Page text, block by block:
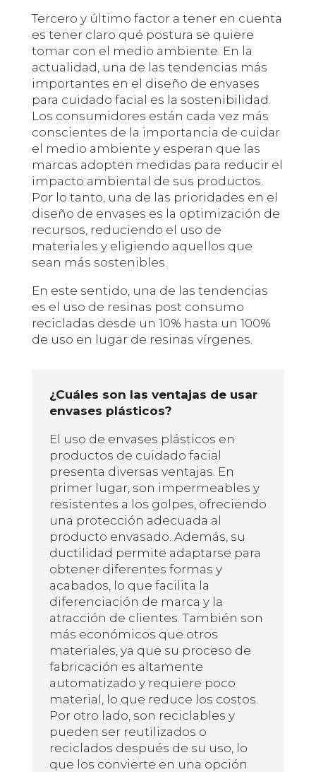
Tercero y último factor a tener en cuenta
es tener claro qué postura se quiere
tomar con el medio ambiente. En la
actualidad, una de las tendencias más
importantes en el diseño de envases
para cuidado facial es la sostenibilidad.
Los consumidores están cada vez más
conscientes de la importancia de cuidar
el medio ambiente y esperan que las
marcas adopten medidas para reducir el
impacto ambiental de sus productos.
Por lo tanto, una de las prioridades en el
diseño de envases es la optimización de
recursos, reduciendo el uso de
materiales y eligiendo aquellos que
sean más sostenibles.
En este sentido, una de las tendencias
es el uso de resinas post consumo
recicladas desde un 10% hasta un 100%
de uso en lugar de resinas vírgenes.
¿Cuáles son las ventajas de usar
envases plásticos?
El uso de envases plásticos en
productos de cuidado facial
presenta diversas ventajas. En
primer lugar, son impermeables y
resistentes a los golpes, ofreciendo
una protección adecuada al
producto envasado. Además, su
ductilidad permite adaptarse para
obtener diferentes formas y
acabados, lo que facilita la
diferenciación de marca y la
atracción de clientes. También son
más económicos que otros
materiales, ya que su proceso de
fabricación es altamente
automatizado y requiere poco
material, lo que reduce los costos.
Por otro lado, son reciclables y
pueden ser reutilizados o
reciclados después de su uso, lo
que los convierte en una opción